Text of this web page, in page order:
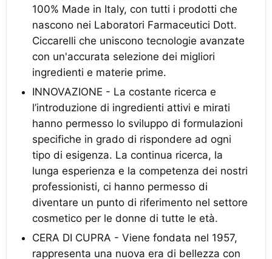
100% Made in Italy, con tutti i prodotti che
nascono nei Laboratori Farmaceutici Dott.
Ciccarelli che uniscono tecnologie avanzate
con un'accurata selezione dei migliori
ingredienti e materie prime.
INNOVAZIONE - La costante ricerca e
l’introduzione di ingredienti attivi e mirati
hanno permesso lo sviluppo di formulazioni
specifiche in grado di rispondere ad ogni
tipo di esigenza. La continua ricerca, la
lunga esperienza e la competenza dei nostri
professionisti, ci hanno permesso di
diventare un punto di riferimento nel settore
cosmetico per le donne di tutte le età.
CERA DI CUPRA - Viene fondata nel 1957,
rappresenta una nuova era di bellezza con